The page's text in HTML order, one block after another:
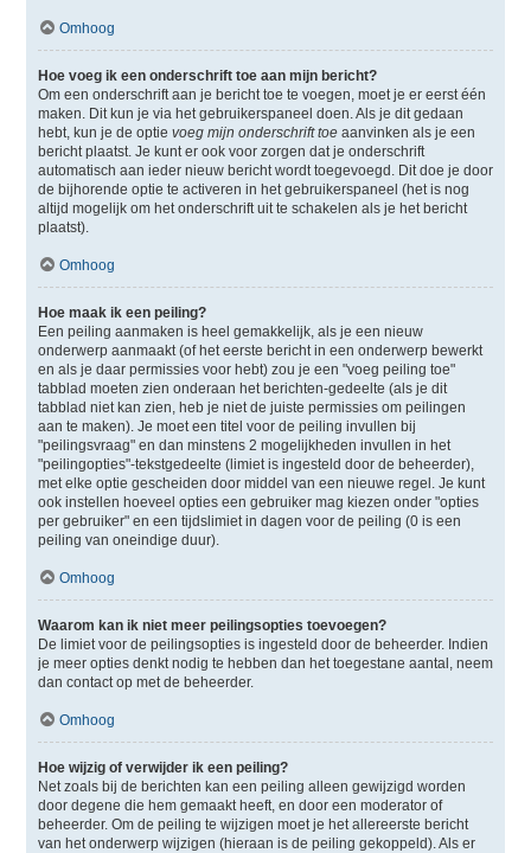
Omhoog
Hoe voeg ik een onderschrift toe aan mijn bericht?
Om een onderschrift aan je bericht toe te voegen, moet je er eerst één
maken. Dit kun je via het gebruikerspaneel doen. Als je dit gedaan
hebt, kun je de optie voeg mijn onderschrift toeaanvinken als je een
bericht plaatst. Je kunt er ook voor zorgen dat je onderschrift
automatisch aan ieder nieuw bericht wordt toegevoegd. Dit doe je door
de bijhorende optie te activeren in het gebruikerspaneel (het is nog
altijd mogelijk om het onderschrift uit te schakelen als je het bericht
plaatst).
Omhoog
Hoe maak ik een peiling?
Een peiling aanmaken is heel gemakkelijk, als je een nieuw
onderwerp aanmaakt (of het eerste bericht in een onderwerp bewerkt
en als je daar permissies voor hebt) zou je een "voeg peiling toe"
tabblad moeten zien onderaan het berichten-gedeelte (als je dit
tabblad niet kan zien, heb je niet de juiste permissies om peilingen
aan te maken). Je moet een titel voor de peiling invullen bij
"peilingsvraag" en dan minstens 2 mogelijkheden invullen in het
"peilingopties"-tekstgedeelte (limiet is ingesteld door de beheerder),
met elke optie gescheiden door middel van een nieuwe regel. Je kunt
ook instellen hoeveel opties een gebruiker mag kiezen onder "opties
per gebruiker" en een tijdslimiet in dagen voor de peiling (0 is een
peiling van oneindige duur).
Omhoog
Waarom kan ik niet meer peilingsopties toevoegen?
De limiet voor de peilingsopties is ingesteld door de beheerder. Indien
je meer opties denkt nodig te hebben dan het toegestane aantal, neem
dan contact op met de beheerder.
Omhoog
Hoe wijzig of verwijder ik een peiling?
Net zoals bij de berichten kan een peiling alleen gewijzigd worden
door degene die hem gemaakt heeft, en door een moderator of
beheerder. Om de peiling te wijzigen moet je het allereerste bericht
van het onderwerp wijzigen (hieraan is de peiling gekoppeld). Als er